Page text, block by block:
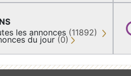
les annonces (11892)
du jour (0)